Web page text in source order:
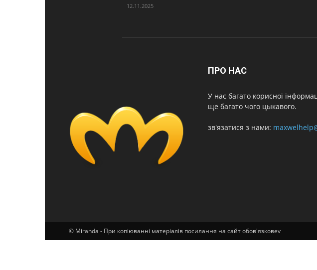
12.11.2025
ПРО НАС
У нас багато корисної
ще багато чого цыкавого.
зв'язатися з нами:
© Miranda - При копіюванні матеріалів посилання на сайт обов'язковеv